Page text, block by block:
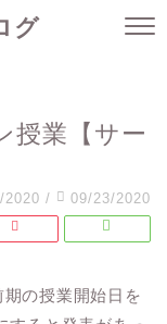
グ
授業【サー
2020 / 09/23/2020
の授業開始日を